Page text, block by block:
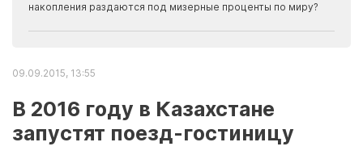
накопления раздаются под мизерные проценты по миру?
09.09.2015, 13:55
В 2016 году в Казахстане
запустят поезд-гостиницу